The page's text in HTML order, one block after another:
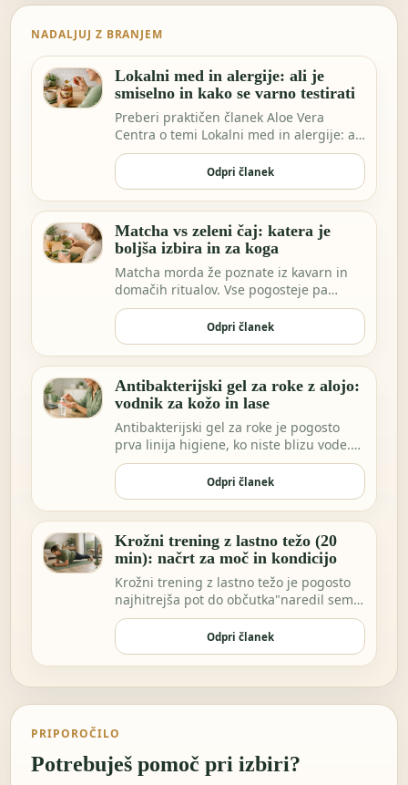
NADALJUJ Z BRANJEM
Lokalni med in alergije: ali je
smiselno in kako se varno testirati
Preberi praktičen članek Aloe Vera
Centra o temi Lokalni med in alergije: ali
je smisel…
Odpri članek
Matcha vs zeleni čaj: katera je
boljša izbira in za koga
Matcha morda že poznate iz kavarn in
domačih ritualov. Vse pogosteje pa
vidimo ekstrakt…
Odpri članek
Antibakterijski gel za roke z alojo:
vodnik za kožo in lase
Antibakterijski gel za roke je pogosto
prva linija higiene, ko niste blizu vode.
Morda …
Odpri članek
Krožni trening z lastno težo (20
min): načrt za moč in kondicijo
Krožni trening z lastno težo je pogosto
najhitrejša pot do občutka"naredil sem
nekaj za…
Odpri članek
PRIPOROČILO
Potrebuješ pomoč pri izbiri?